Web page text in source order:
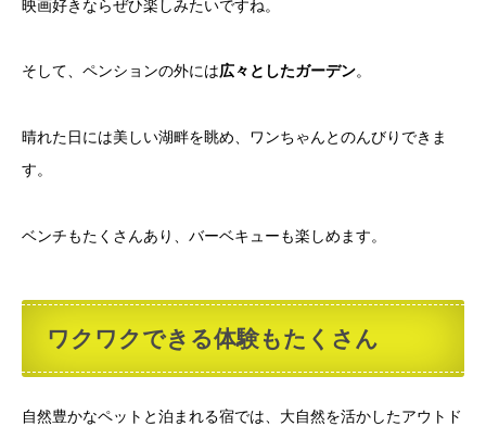
映画好きならぜひ楽しみたいですね。
そして、ペンションの外には広々としたガーデン。
晴れた日には美しい湖畔を眺め、ワンちゃんとのんびりできま
す。
ベンチもたくさんあり、バーベキューも楽しめます。
ワクワクできる体験もたくさん
自然豊かなペットと泊まれる宿では、大自然を活かしたアウトド